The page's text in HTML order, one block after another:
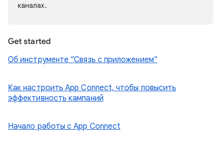
каналах.
Get started
Об инструменте "Связь с приложением"
Как настроить App Connect, чтобы повысить
эффективность кампаний
Начало работы с App Connect